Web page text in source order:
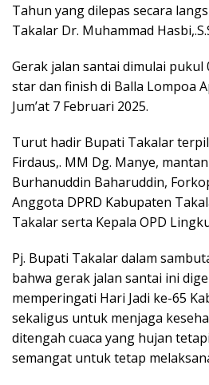
Tahun yang dilepas secara
Takalar Dr. Muhammad
Gerak jalan santai dimulai pukul
star dan finish di Balla Lompoa
Jum’at 7 Februari 2025.
Turut hadir Bupati Takalar
Firdaus,. MM Dg. Manye,
Burhanuddin Baharuddin,
Anggota DPRD Kabupaten
Takalar serta Kepala OPD
Pj. Bupati Takalar dalam
bahwa gerak jalan santai ini
memperingati Hari Jadi ke-65
sekaligus untuk menjaga
ditengah cuaca yang hujan
semangat untuk tetap